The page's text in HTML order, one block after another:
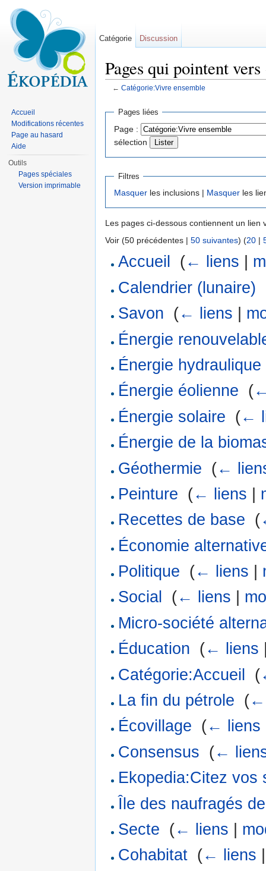
Pages qui pointent
← Catégorie:Vivre ensemble
Pages liées
Page :
sélection
Filtres
Masquer les inclusions | Masquer les
Les pages ci-dessous contiennent un lien
Voir (50 précédentes | 50 suivantes) (20 |
Accueil (← liens
Calendrier (lunaire)
Savon (← liens
Énergie
Énergie hydraulique
Énergie éolienne (
Énergie solaire (←
Énergie de la
Géothermie (←
Peinture (← liens
Recettes de base (
Économie
Politique (← liens
Social
(← liens
Micro-société
Éducation (← liens
Catégorie:Accueil
(
La fin du pétrole (←
Écovillage (← liens
Consensus (←
Ekopedia:Citez vos
Île des naufragés
Secte (← liens
Cohabitat (← liens
Catégorie Discussion
Accueil
Modifications récentes
Page au hasard
Aide
Outils
Pages spéciales
Version imprimable